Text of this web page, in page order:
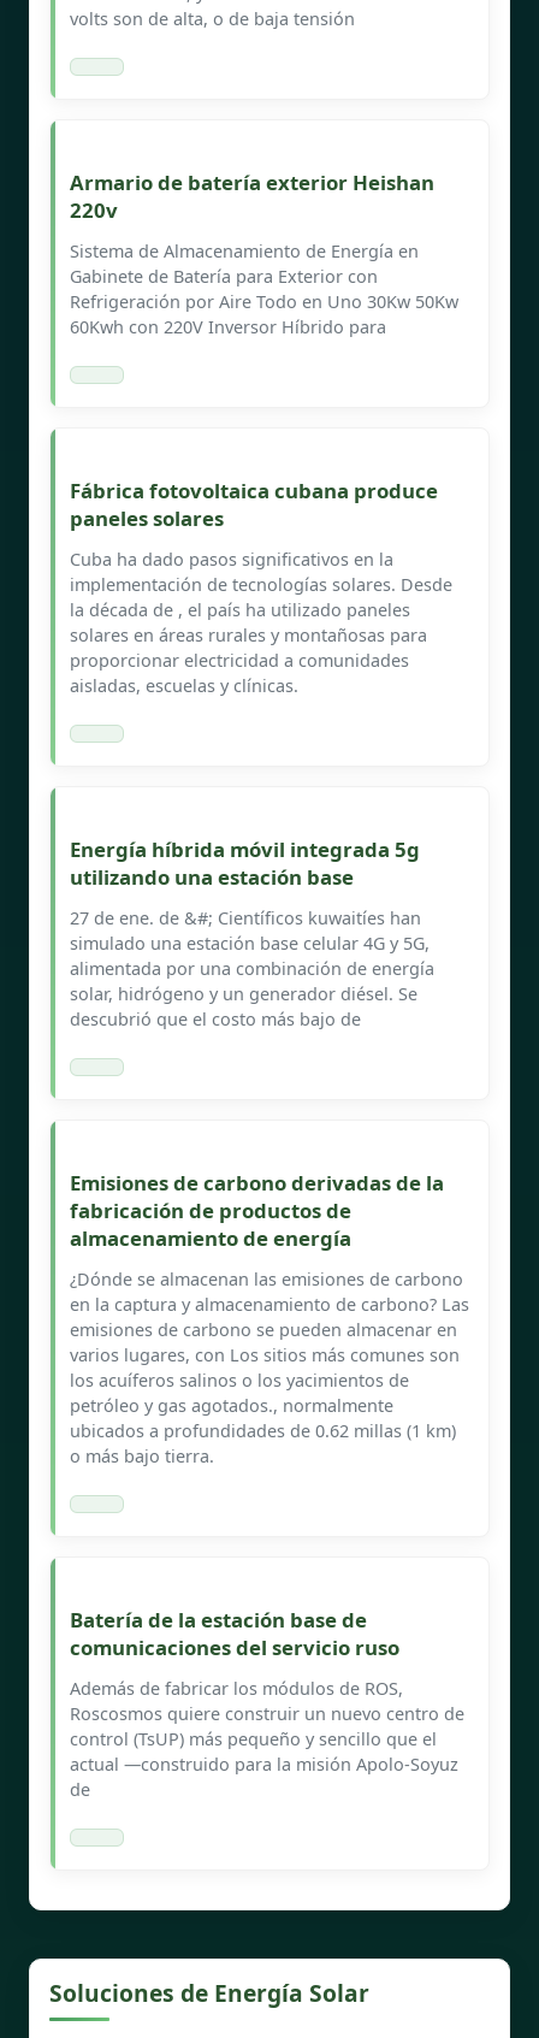
volts son de alta, o de baja tensión
Armario de batería exterior Heishan
220v
Sistema de Almacenamiento de Energía en
Gabinete de Batería para Exterior con
Refrigeración por Aire Todo en Uno 30Kw 50Kw
60Kwh con 220V Inversor Híbrido para
Fábrica fotovoltaica cubana produce
paneles solares
Cuba ha dado pasos significativos en la
implementación de tecnologías solares. Desde
la década de , el país ha utilizado paneles
solares en áreas rurales y montañosas para
proporcionar electricidad a comunidades
aisladas, escuelas y clínicas.
Energía híbrida móvil integrada 5g
utilizando una estación base
27 de ene. de &#; Científicos kuwaitíes han
simulado una estación base celular 4G y 5G,
alimentada por una combinación de energía
solar, hidrógeno y un generador diésel. Se
descubrió que el costo más bajo de
Emisiones de carbono derivadas de la
fabricación de productos de
almacenamiento de energía
¿Dónde se almacenan las emisiones de carbono
en la captura y almacenamiento de carbono? Las
emisiones de carbono se pueden almacenar en
varios lugares, con Los sitios más comunes son
los acuíferos salinos o los yacimientos de
petróleo y gas agotados., normalmente
ubicados a profundidades de 0.62 millas (1 km)
o más bajo tierra.
Batería de la estación base de
comunicaciones del servicio ruso
Además de fabricar los módulos de ROS,
Roscosmos quiere construir un nuevo centro de
control (TsUP) más pequeño y sencillo que el
actual —construido para la misión Apolo-Soyuz
de
Soluciones de Energía Solar